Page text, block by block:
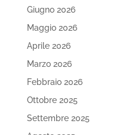
Giugno 2026
Maggio 2026
Aprile 2026
Marzo 2026
Febbraio 2026
Ottobre 2025
Settembre 2025